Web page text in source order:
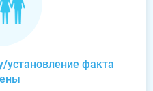
установление факта